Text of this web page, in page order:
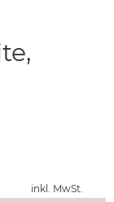
inkl. MwSt.